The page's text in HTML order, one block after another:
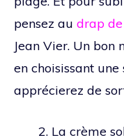
pensez au drap
Jean Vier. Un bon
en choisissant
apprécierez de
La crème